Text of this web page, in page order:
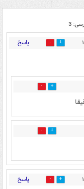
3
44 پاسخ
19
6
24 پاسخ